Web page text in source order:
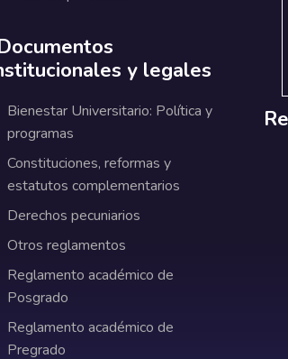
y legales
Bienestar Universitario: Política y
programas
Constituciones, reformas y
estatutos complementarios
Derechos pecuniarios
Otros reglamentos
Reglamento académico de
Posgrado
Reglamento académico de
Pregrado